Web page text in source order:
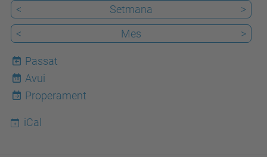
<
Setmana
>
<
Mes >
Passat
10
Avui
Properament
iCal